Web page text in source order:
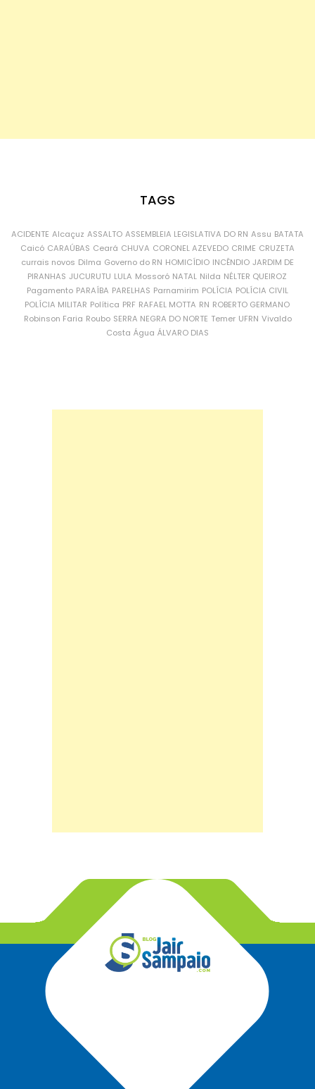
TAGS
ACIDENTE Alcaçuz ASSALTO ASSEMBLEIA LEGISLATIVA DO RN Assu BATATA
Caicó CARAÚBAS Ceará CHUVA CORONEL AZEVEDO CRIME CRUZETA
currais novos Dilma Governo do RN HOMICÍDIO INCÊNDIO JARDIM DE
PIRANHAS JUCURUTU LULA Mossoró NATAL Nilda NÉLTER QUEIROZ
Pagamento PARAÍBA PARELHAS Parnamirim POLÍCIA POLÍCIA CIVIL
POLÍCIA MILITAR Política PRF RAFAEL MOTTA RN ROBERTO GERMANO
Robinson Faria Roubo SERRA NEGRA DO NORTE Temer UFRN Vivaldo
Costa Água ÁLVARO DIAS